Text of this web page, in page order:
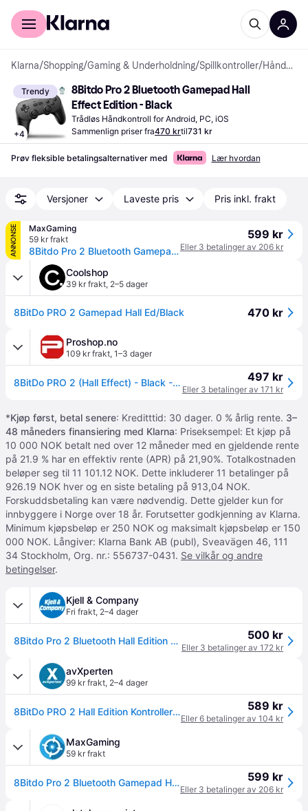
For kunder
Klarna/Shopping/Gaming & Underholdning/Spillkontroller/ Håndkontroller
Trendy
+4
8Bitdo Pro 2 Bluetooth Gamepad Hall
Effect Edition - Black
Trådløs Håndkontroll for Android, PC, iOS
Sammenlign priser fra470 krtil731 kr
Prøv fleksible betalingsalternativer med Lær hvordan
Versjoner Laveste pris Pris inkl. frakt
ANNONSE
MaxGaming
59 kr frakt
8Bitdo Pro 2 Bluetooth Gamepad Hall Effect Edition - Bluetooth Håndkontroller
599 kr
Eller 3 betalinger av 206 kr
Coolshop
39 kr frakt, 2–5 dager
8BitDo PRO 2 Gamepad Hall Ed/Black 470 kr
Proshop.no
109 kr frakt, 1–3 dager
8BitDo PRO 2 (Hall Effect) - Black - Wireless Controller - Android 497 kr
Eller 3 betalinger av 171 kr
*Kjøp først, betal senere: Kreditttid: 30 dager. 0 % årlig rente. 3–
48 måneders finansiering med Klarna: Priseksempel: Et kjøp på
10 000 NOK betalt ned over 12 måneder med en gjeldende rente
på 21.9 % har en effektiv rente (APR) på 21,90%. Totalkostnaden
beløper seg til 11 101.12 NOK. Dette inkluderer 11 betalinger på
926.19 NOK hver og en siste betaling på 913,04 NOK.
Forskuddsbetaling kan være nødvendig. Dette gjelder kun for
innbyggere i Norge over 18 år. Forutsetter godkjenning av Klarna.
Minimum kjøpsbeløp er 250 NOK og maksimalt kjøpsbeløp er 150
000 NOK. Långiver: Klarna Bank AB (publ), Sveavägen 46, 111
34 Stockholm, Org. nr.: 556737-0431. Se vilkår og andre
betingelser.
Kjell & Company
Fri frakt, 2–4 dager
8Bitdo Pro 2 Bluetooth Hall Edition Håndkontroller Svart 500 kr
Eller 3 betalinger av 172 kr
avXperten
99 kr frakt, 2–4 dager
8BitDo PRO 2 Hall Edition Kontroller - Svart (Nintendo Switch, PC, Android) 589 kr
Eller 6 betalinger av 104 kr
MaxGaming
59 kr frakt
8Bitdo Pro 2 Bluetooth Gamepad Hall Effect Edition - Bluetooth Håndkontroller 599 kr
Eller 3 betalinger av 206 kr